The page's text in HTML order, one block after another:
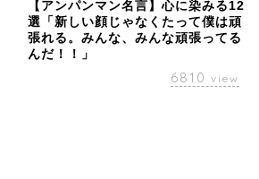
【アンパンマン名言】心に染みる12
選「新しい顔じゃなくたって僕は頑
張れる。みんな、みんな頑張ってる
んだ！！」
6810 view